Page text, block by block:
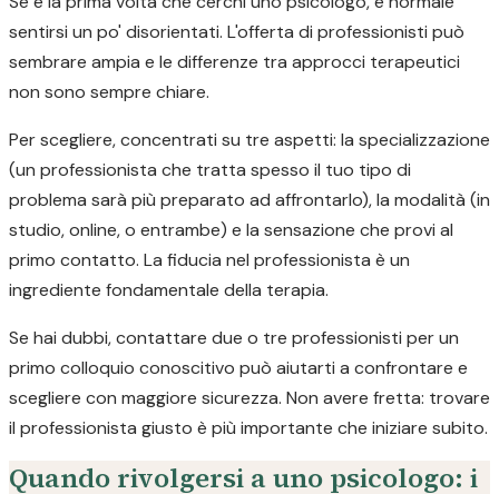
sentirsi un po' disorientati. L'offerta di professionisti può
sembrare ampia e le differenze tra approcci terapeutici
non sono sempre chiare.
Per scegliere, concentrati su tre aspetti: la specializzazione
(un professionista che tratta spesso il tuo tipo di
problema sarà più preparato ad affrontarlo), la modalità (in
studio, online, o entrambe) e la sensazione che provi al
primo contatto. La fiducia nel professionista è un
ingrediente fondamentale della terapia.
Se hai dubbi, contattare due o tre professionisti per un
primo colloquio conoscitivo può aiutarti a confrontare e
scegliere con maggiore sicurezza. Non avere fretta: trovare
il professionista giusto è più importante che iniziare subito.
Quando rivolgersi a uno psicologo: i